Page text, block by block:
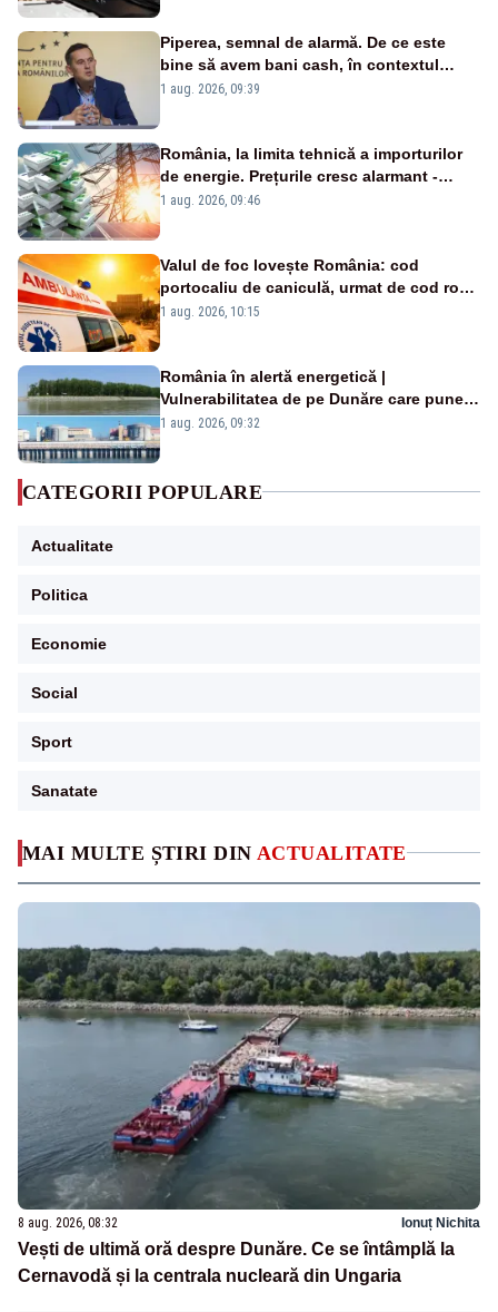
MAI MULTE ȘTIRI DIN ACTUALITATE
8 aug. 2026, 08:32 Ionuț Nichita
Vești de ultimă oră despre Dunăre. Ce se întâmplă la
Cernavodă și la centrala nucleară din Ungaria
Piperea, semnal de alarmă. De ce este
bine să avem bani cash, în contextul
alertei energetice?
1 aug. 2026, 09:39
România, la limita tehnică a importurilor
de energie. Prețurile cresc alarmant -
Analiză Realitatea Plus
1 aug. 2026, 09:46
Valul de foc lovește România: cod
portocaliu de caniculă, urmat de cod roșu
duminică. Temperaturile urcă spre 40°C
1 aug. 2026, 10:15
România în alertă energetică |
Vulnerabilitatea de pe Dunăre care pune
în pericol Centrala Cernavodă era
1 aug. 2026, 09:32
CATEGORII POPULARE
Actualitate
Politica
Economie
Social
Sport
Sanatate